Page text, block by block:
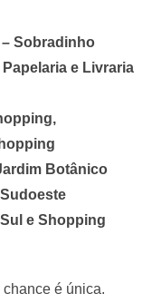
– Sobradinho
e Livraria
Botânico
e Shopping
é única.